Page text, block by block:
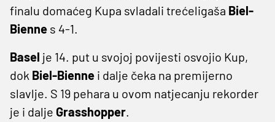
finalu domaćeg Kupa svladali trećeligaša Biel-
Bienne s 4-1.
Basel je 14. put u svojoj povijesti osvojio Kup,
dok Biel-Bienne i dalje čeka na premijerno
slavlje. S 19 pehara u ovom natjecanju rekorder
je i dalje Grasshopper.